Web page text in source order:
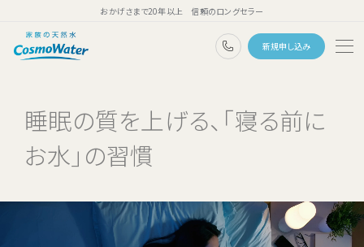
おかげさまで20年以上 信頼のロングセラー
0120-1132-99
新規申し込み
ウォーターサーバー
天然水
天然水のある暮らし
睡眠の質を上げる、「寝る前に
お水」の習慣